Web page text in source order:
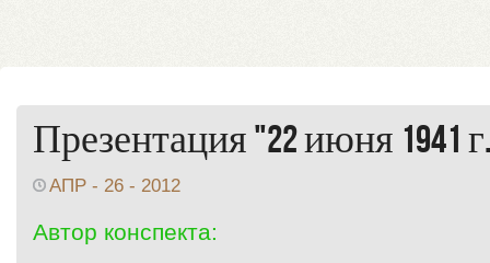
Презентация "22 июня 1941
АПР - 26 - 2012
Автор конспекта: